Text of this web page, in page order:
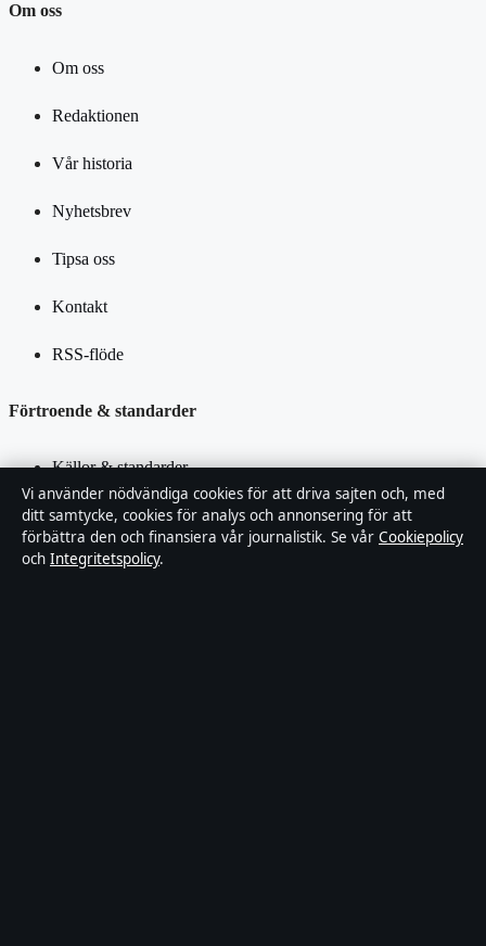
Om oss
Om oss
Redaktionen
Vår historia
Nyhetsbrev
Tipsa oss
Kontakt
RSS-flöde
Förtroende & standarder
Källor & standarder
Redaktionell policy
Rättelsepolicy
Vi använder nödvändiga cookies för att driva sajten och, med
ditt samtycke, cookies för analys och annonsering för att
förbättra den och finansiera vår journalistik. Se vår Cookiepolicy
och Integritetspolicy.